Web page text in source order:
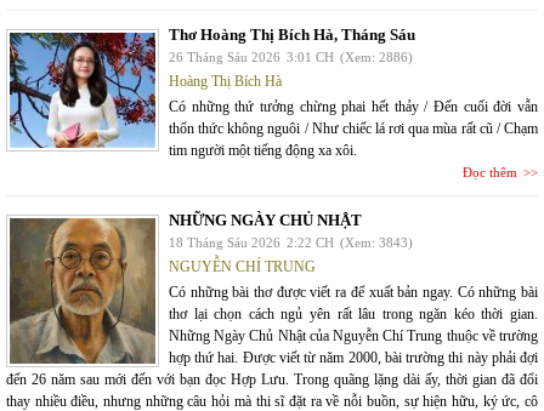
Thơ Hoàng Thị Bích Hà, Tháng Sáu
26 Tháng Sáu 2026 3:01 CH (Xem: 2886)
Hoàng Thị Bích Hà
Có những thứ tưởng chừng phai hết thảy / Đến cuối đời vẫn
thổn thức không nguôi / Như chiếc lá rơi qua mùa rất cũ / Chạm
tim người một tiếng động xa xôi.
Đọc thêm
NHỮNG NGÀY CHỦ NHẬT
18 Tháng Sáu 2026 2:22 CH (Xem: 3843)
NGUYỄN CHÍ TRUNG
Có những bài thơ được viết ra để xuất bản ngay. Có những bài
thơ lại chọn cách ngủ yên rất lâu trong ngăn kéo thời gian.
Những Ngày Chủ Nhật của Nguyễn Chí Trung thuộc về trường
hợp thứ hai. Được viết từ năm 2000, bài trường thi này phải đợi
đến 26 năm sau mới đến với bạn đọc Hợp Lưu. Trong quãng lặng dài ấy, thời gian đã đổi
thay nhiều điều, nhưng những câu hỏi mà thi sĩ đặt ra về nỗi buồn, sự hiện hữu, ký ức, cô